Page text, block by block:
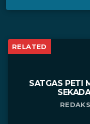
RELATED
SATGAS PETI